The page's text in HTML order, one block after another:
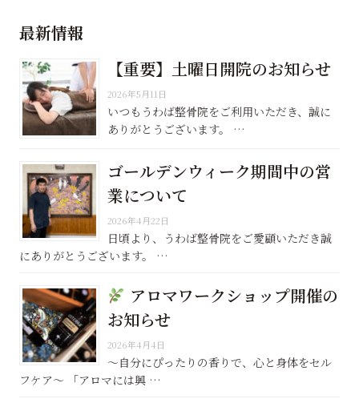
最新情報
【重要】土曜日開院のお知らせ
2026年5月11日
いつもうわば整骨院をご利用いただき、誠に
ありがとうございます。 …
ゴールデンウィーク期間中の営
業について
2026年4月22日
日頃より、うわば整骨院をご愛顧いただき誠
にありがとうございます。 …
アロマワークショップ開催の
お知らせ
2026年4月4日
〜自分にぴったりの香りで、心と身体をセル
フケア〜 「アロマには興 …